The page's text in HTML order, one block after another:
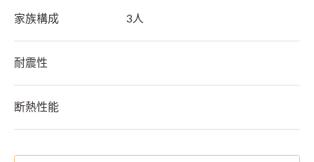
家族構成 3人
耐震性
断熱性能